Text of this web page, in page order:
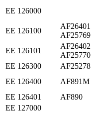
ЕЕ 126000
ЕЕ 126100
AF26401
AF25769
ЕЕ 126101
AF26402
AF25770
ЕЕ 126300
AF25278
ЕЕ 126400
AF891M
ЕЕ 126401
AF890
ЕЕ 127000